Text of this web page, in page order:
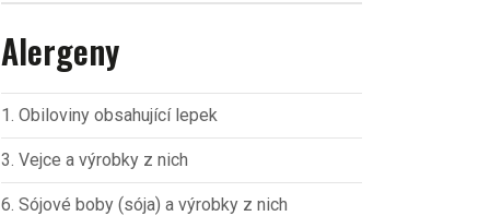
Alergeny
1. Obiloviny obsahující lepek
3. Vejce a výrobky z nich
6. Sójové boby (sója) a výrobky z nich